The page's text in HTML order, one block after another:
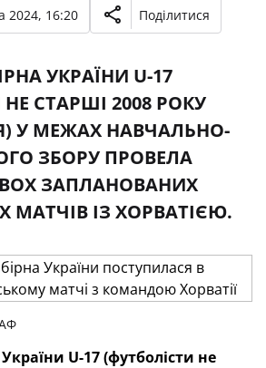
2024, 16:20 Поділитися
УКРАЇНИ U-17
СТАРШІ 2008 РОКУ
У МЕЖАХ НАВЧАЛЬНО-
ЗБОРУ ПРОВЕЛА
ЗАПЛАНОВАНИХ
МАТЧІВ ІЗ ХОРВАТІЄЮ.
U-17 (футболісти не